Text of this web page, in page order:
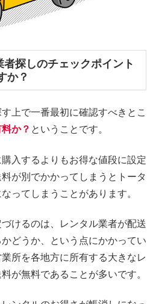
探しのチェックポイント
か？
上で一番最初に確認すべきとこ
か？ ということです。
入するよりもお得な値段に設定
が別でかかってしまうとトータ
ってしまうことがあります。
けるのは、レンタル業者が配送
どうか、という点にかかってい
所を各地方に所有する大きなレ
が無料であることが多いです。